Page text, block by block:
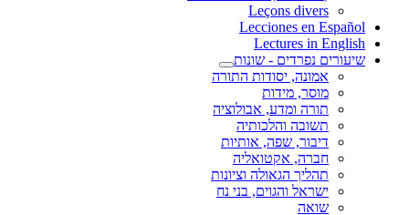
Leçons divers
Lecciones en Español
Lectures in English
שיעורים נפרדים - שונות
אמונה, יסודות התורה
מוסר, מידות
תורה ומדע, אבולוציה
תשובה והלכותיה
דיבור, שפה, אותיות
חברה, אקטואליה
תהליך הגאולה וציונות
ישראל והגוים, בני נח
שואה